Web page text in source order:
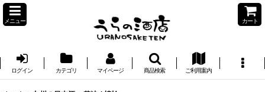
メニュー カート
ログイン カテゴリ マイページ 商品検索 ご利用案内